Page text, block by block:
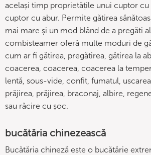
același timp proprietățile unui cuptor cu
cuptor cu abur. Permite gătirea
mai mare și un mod blând de a pregăti
combisteamer oferă multe moduri de
cum ar fi gătirea, pregătirea, gătirea la
coacerea, coacerea, coacerea la
lentă, sous-vide, confit, fumatul,
prăjirea, prăjirea, braconaj, albire,
sau răcire cu șoc.
bucătăria chinezească
Bucătăria chineză este o bucătărie